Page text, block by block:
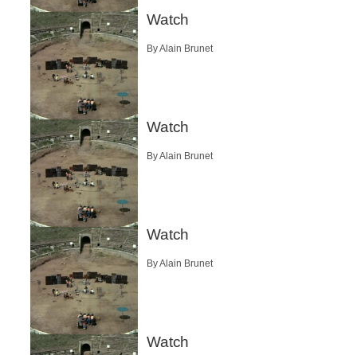
Watch
By Alain Brunet
Watch
By Alain Brunet
Watch
By Alain Brunet
Watch